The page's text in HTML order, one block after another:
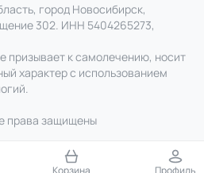
Корзина Профиль
город Новосибирск,
302. ИНН 5404265273,
призывает к самолечению, носит
характер с использованием
права защищены